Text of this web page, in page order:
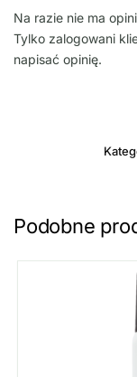
Na razie nie ma
Tylko zalogowani
napisać opinię.
Podobne